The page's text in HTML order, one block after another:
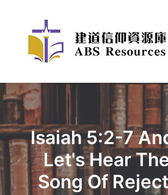
Isaiah 5:2-7
Let's Hear
Song Of